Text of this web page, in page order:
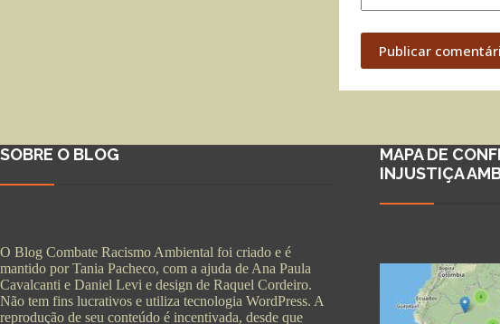
Publicar
SOBRE O BLOG
O Blog Combate Racismo Ambiental foi criado e é
mantido por Tania Pacheco, com a ajuda de Ana Paula
Cavalcanti e Daniel Levi e design de Raquel Cordeiro.
Não tem fins lucrativos e utiliza tecnologia WordPress. A
reprodução de seu conteúdo é incentivada, desde que
MAPA DE
INJUSTIÇA